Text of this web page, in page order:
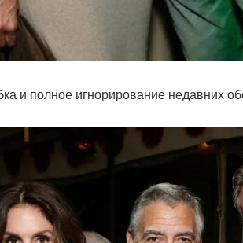
и полное игнорирование недавних